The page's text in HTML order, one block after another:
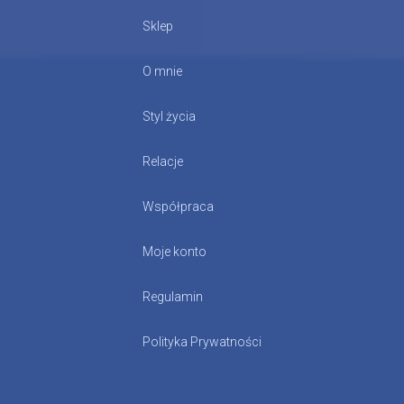
Sklep
O mnie
Styl życia
Relacje
Współpraca
Moje konto
Regulamin
Polityka Prywatności